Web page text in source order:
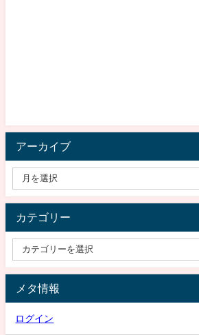
アーカイブ
カテゴリー
メタ情報
ログイン